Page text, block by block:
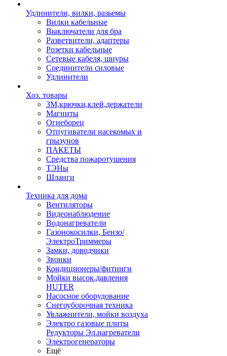
Удлинители, вилки, разьемы
Вилки кабельные
Выключатели для бра
Разветвители, адаптеры
Розетки кабельные
Сетевые кабеля, шнуры
Соединители силовые
Удлинители
Хоз. товары
ЗМ,крючки,клей,держатели
Магниты
Огнеборец
Отпугиватели насекомых и
грызунов
ПАКЕТЫ
Средства пожаротушения
ТЭНы
Шланги
Техника для дома
Вентиляторы
Видеонаблюдение
Водонагреватели
Газонокосилки, Бензо/
ЭлектроТриммеры
Замки, доводчики
Звонки
Кондиционеры/фитинги
Мойки высок.давления
HUTER
Насосное оборудование
Снегоуборочная техника
Увлажнители, мойки воздуха
Электро газовые плиты
Редукторы Эл.нагреватели
Электрогенераторы
Ещё